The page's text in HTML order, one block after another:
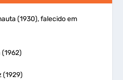
(1930), falecido em
(1929)